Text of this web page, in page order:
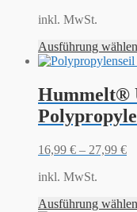
inkl. MwSt.
Ausführung wählen
Hummelt®
16,99 € – 27,99 €
inkl. MwSt.
Ausführung wählen